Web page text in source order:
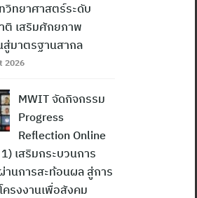
วิทยาศาสตร์ระดับ
ติ เสริมศักยภาพ
สู่มาตรฐานสากล
2026
MWIT จัดกิจกรรม
Progress
Reflection Online
เสริมกระบวนการ
านการสะท้อนผล สู่การ
รงงานเพื่อสังคม